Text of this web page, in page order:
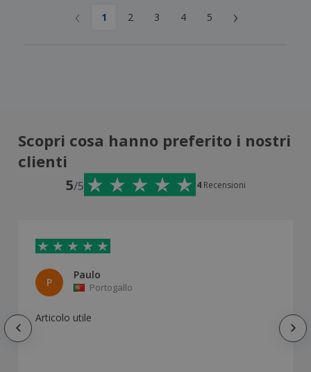
‹ 1 2 3 4 5 ›
Scopri cosa hanno preferito i nostri
clienti
5/5 4 Recensioni
P
Paulo
Portogallo
Articolo utile